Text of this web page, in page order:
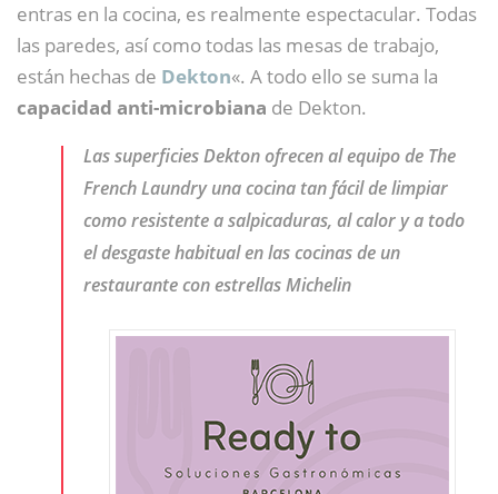
entras en la cocina, es realmente espectacular. Todas
las paredes, así como todas las mesas de trabajo,
están hechas de Dekton«. A todo ello se suma la
capacidad anti-microbiana de Dekton.
Las superficies Dekton ofrecen al equipo de The
French Laundry una cocina tan fácil de limpiar
como resistente a salpicaduras, al calor y a todo
el desgaste habitual en las cocinas de un
restaurante con estrellas Michelin